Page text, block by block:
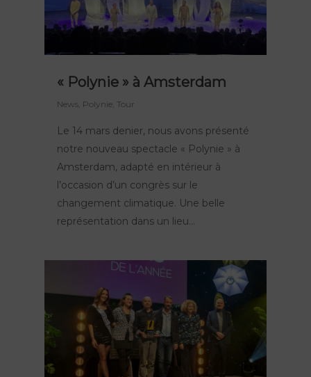
« Polynie » à Amsterdam
News , Polynie,Tour
Le 14 mars denier, nous avons présenté
notre nouveau spectacle « Polynie » à
Amsterdam, adapté en intérieur à
l’occasion d’un congrès sur le
changement climatique. Une belle
représentation dans un lieu…